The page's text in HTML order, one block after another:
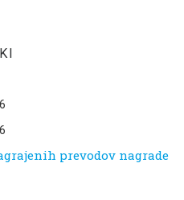
prevodov nagrade